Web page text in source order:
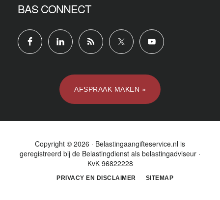
BAS CONNECT
AFSPRAAK MAKEN »
Copyright © 2026 · Belastingaangifteservice.nl is
geregistreerd bij de Belastingdienst als belastingadviseur ·
KvK 96822228
PRIVACY EN DISCLAIMER SITEMAP